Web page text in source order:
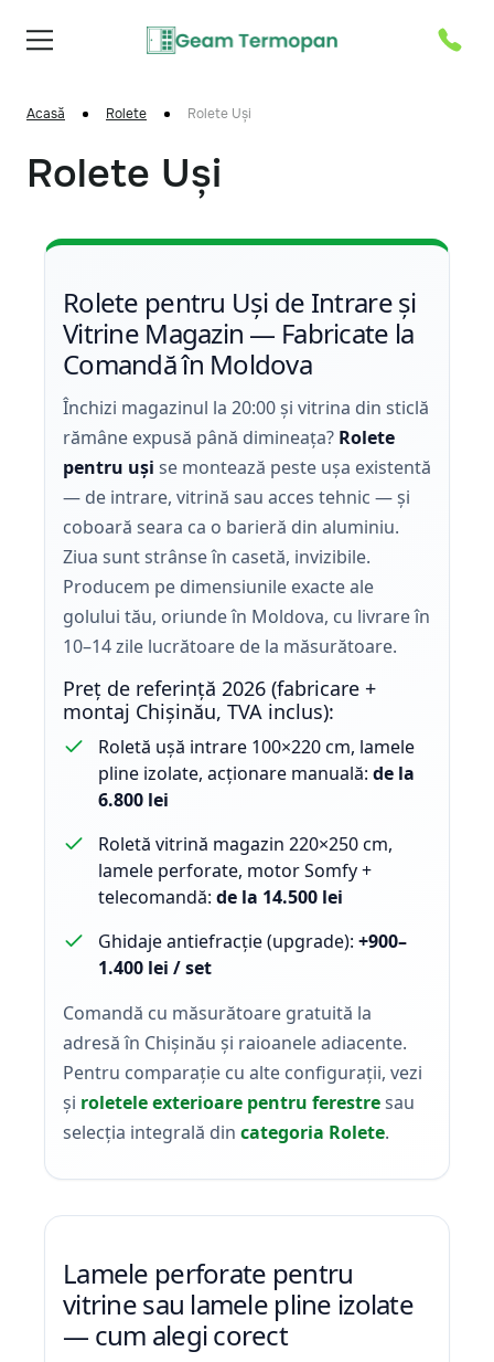
Acasă Rolete Rolete Uși
Rolete Uși
Rolete pentru Uși de Intrare și
Vitrine Magazin — Fabricate la
Comandă în Moldova
Închizi magazinul la 20:00 și vitrina din sticlă
rămâne expusă până dimineața? Rolete
pentru uși se montează peste ușa existentă
— de intrare, vitrină sau acces tehnic — și
coboară seara ca o barieră din aluminiu.
Ziua sunt strânse în casetă, invizibile.
Producem pe dimensiunile exacte ale
golului tău, oriunde în Moldova, cu livrare în
10–14 zile lucrătoare de la măsurătoare.
Preț de referință 2026 (fabricare +
montaj Chișinău, TVA inclus):
Roletă ușă intrare 100×220 cm, lamele
pline izolate, acționare manuală: de la
6.800 lei
Roletă vitrină magazin 220×250 cm,
lamele perforate, motor Somfy +
telecomandă: de la 14.500 lei
Ghidaje antiefracție (upgrade): +900–
1.400 lei / set
Comandă cu măsurătoare gratuită la
adresă în Chișinău și raioanele adiacente.
Pentru comparație cu alte configurații, vezi
și roletele exterioare pentru ferestresau
selecția integrală din categoria Rolete.
Lamele perforate pentru
vitrine sau lamele pline izolate
— cum alegi corect